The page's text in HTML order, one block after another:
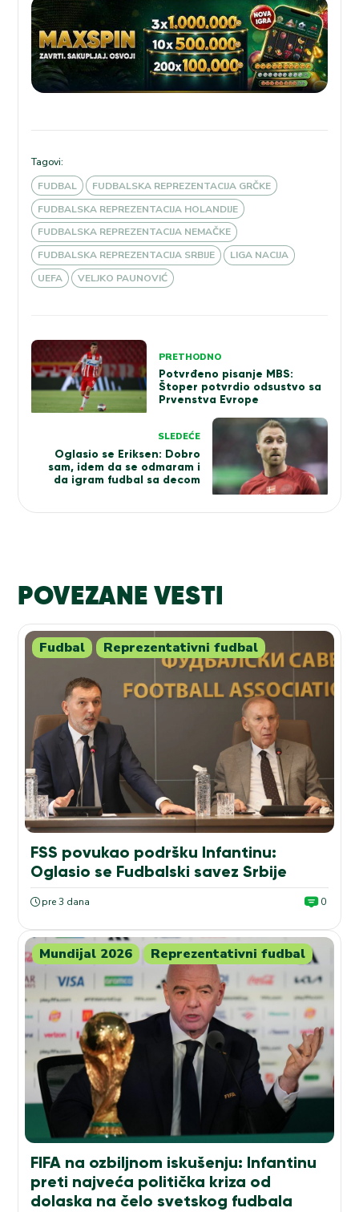
Tagovi:
FUDBAL
FUDBALSKA REPREZENTACIJA GRČKE
FUDBALSKA REPREZENTACIJA HOLANDIJE
FUDBALSKA REPREZENTACIJA NEMAČKE
FUDBALSKA REPREZENTACIJA SRBIJE
LIGA NACIJA
UEFA
VELJKO PAUNOVIĆ
Kretanje
članka
PRETHODNO
Potvrđeno pisanje MBS:
Štoper potvrdio odsustvo sa
Prvenstva Evrope
SLEDEĆE
Oglasio se Eriksen: Dobro
sam, idem da se odmaram i
da igram fudbal sa decom
POVEZANE VESTI
Fudbal Reprezentativni fudbal
FSS povukao podršku Infantinu:
Oglasio se Fudbalski savez Srbije
pre 3 dana 0
Mundijal 2026 Reprezentativni fudbal
FIFA na ozbiljnom iskušenju: Infantinu
preti najveća politička kriza od
dolaska na čelo svetskog fudbala